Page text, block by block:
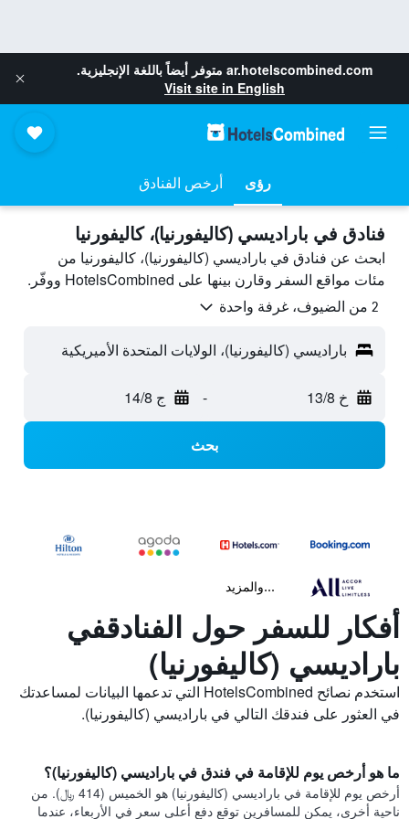
ar.hotelscombined.com متوفر أيضاً باللغة الإنجليزية.
Visit site in English
رؤى أرخص الفنادق
فنادق في باراديسي (كاليفورنيا)، كاليفورنيا
ابحث عن فنادق في باراديسي (كاليفورنيا)، كاليفورنيا من
مئات مواقع السفر وقارن بينها على HotelsCombined ووفّر.
2 من الضيوف، غرفة واحدة
باراديسي (كاليفورنيا)، الولايات المتحدة الأميريكية
خ 13/8 - ج 14/8
بحث
...والمزيد
أفكار للسفر حول الفنادقفي
باراديسي (كاليفورنيا)
استخدم نصائح HotelsCombined التي تدعمها البيانات لمساعدتك
في العثور على فندقك التالي في باراديسي (كاليفورنيا).
ما هو أرخص يوم للإقامة في فندق في باراديسي (كاليفورنيا)؟
أرخص يوم للإقامة في باراديسي (كاليفورنيا) هو الخميس (414 ﷼). من
ناحية أخرى، يمكن للمسافرين توقع دفع أعلى سعر في الأربعاء، عندما